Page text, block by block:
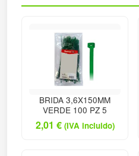
BRIDA 3,6X150MM
VERDE 100 PZ 5
2,01 € (IVA incluido)